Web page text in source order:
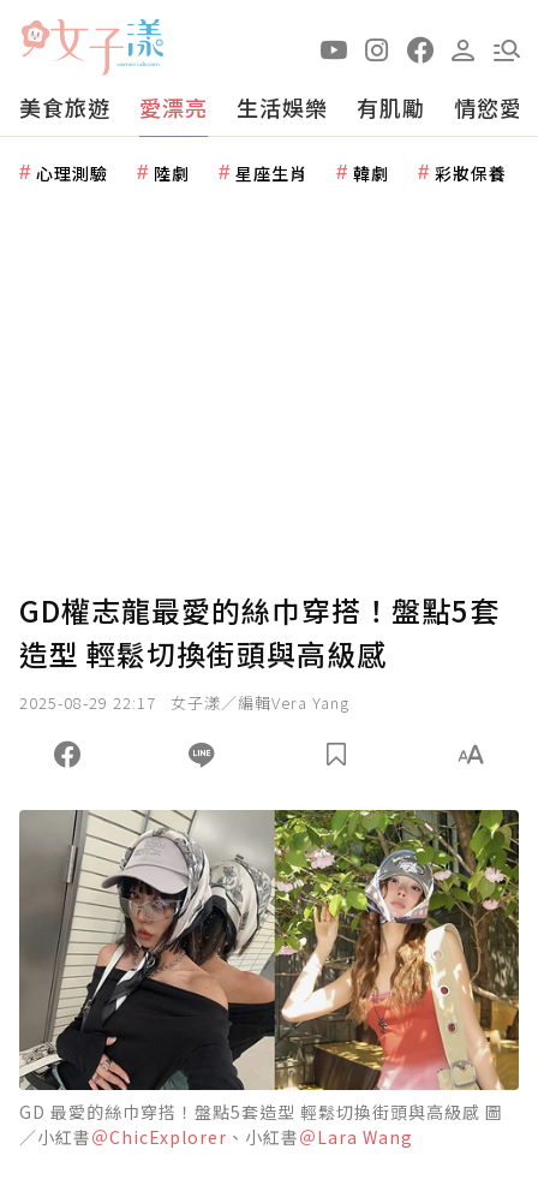
美食旅遊 愛漂亮 生活娛樂 有肌勵 情慾愛
心理測驗 陸劇 星座生肖 韓劇 彩妝保養
GD權志龍最愛的絲巾穿搭！盤點5套
造型 輕鬆切換街頭與高級感
2025-08-29 22:17 女子漾／編輯Vera Yang
GD 最愛的絲巾穿搭！盤點5套造型 輕鬆切換街頭與高級感 圖
／小紅書＠ChicExplorer 、小紅書＠Lara Wang